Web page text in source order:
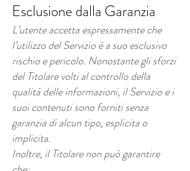
Esclusione dalla Garanzia
L’utente accetta espressamente che
l’utilizzo del Servizio è a suo esclusivo
rischio e pericolo. Nonostante gli sforzi
del Titolare volti al controllo della
qualità delle informazioni, il Servizio e i
suoi contenuti sono forniti senza
garanzia di alcun tipo, esplicita o
implicita.
Inoltre, il Titolare non può garantire